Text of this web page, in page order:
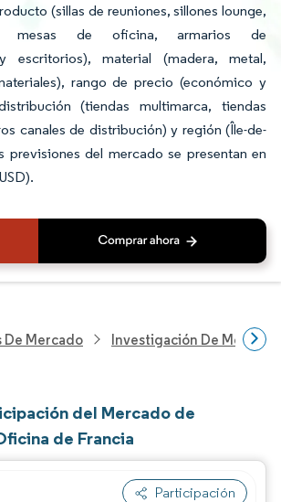
(sillas de reuniones, sillones lounge,
mesas de oficina, armarios de
escritorios), material (madera, metal,
rango de precio (económico y
(tiendas multimarca, tiendas
canales de distribución) y región (Île-de-
previsiones del mercado se presentan en
De Mercado Investigación De Mejoras
del Mercado de
de Francia
Participación